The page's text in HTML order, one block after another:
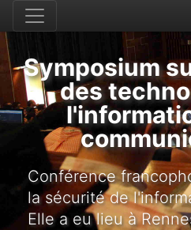
Symposium
des
Conférence
la sécurité de
Elle a eu lieu à